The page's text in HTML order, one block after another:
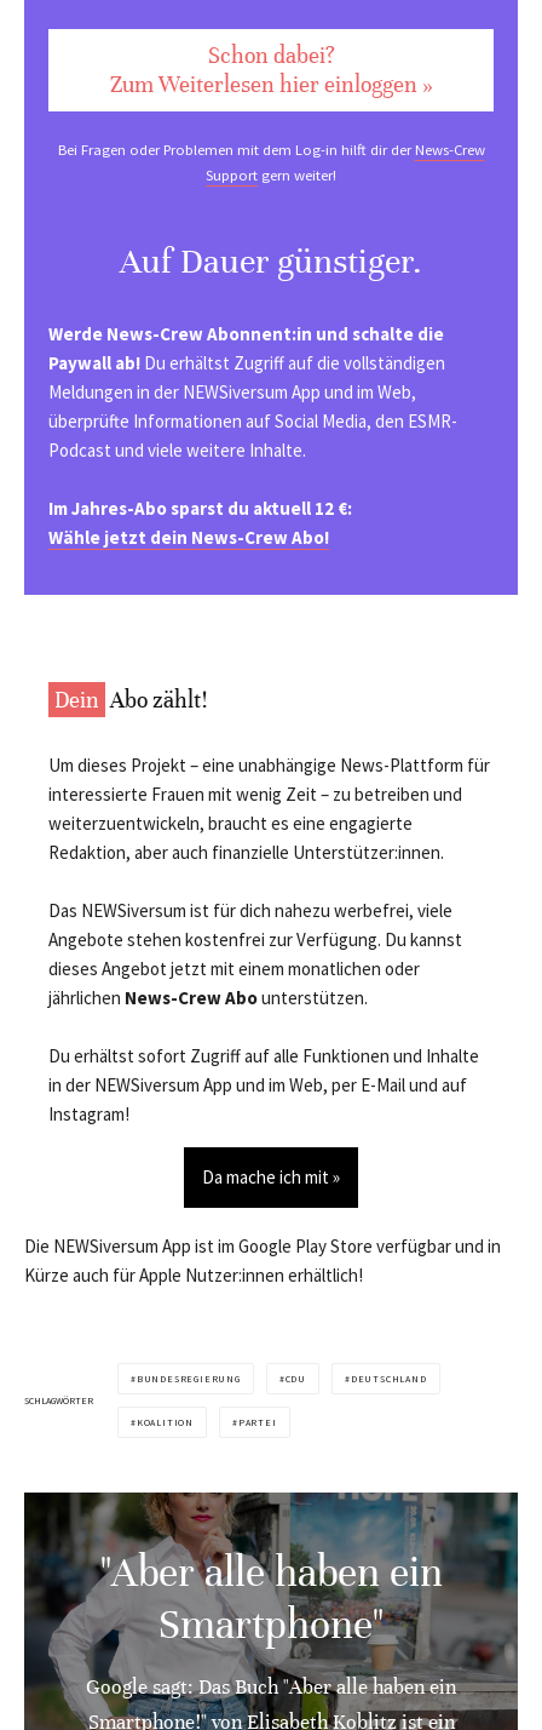
Schon dabei?
Zum Weiterlesen hier einloggen »
Bei Fragen oder Problemen mit dem Log-in hilft dir derNews-Crew
Support gern weiter!
Auf Dauer günstiger.
Werde News-Crew Abonnent:in und schalte die
Paywall ab! Du erhältst Zugriff auf die vollständigen
Meldungen in der NEWSiversum App und im Web,
überprüfte Informationen auf Social Media, den ESMR-
Podcast und viele weitere Inhalte.
Im Jahres-Abo sparst du aktuell 12 €:
Wähle jetzt dein News-Crew Abo!
Dein Abo zählt!
Um dieses Projekt – eine unabhängige News-Plattform für
interessierte Frauen mit wenig Zeit – zu betreiben und
weiterzuentwickeln, braucht es eine engagierte
Redaktion, aber auch finanzielle Unterstützer:innen.
Das NEWSiversum ist für dich nahezu werbefrei, viele
Angebote stehen kostenfrei zur Verfügung. Du kannst
dieses Angebot jetzt mit einem monatlichen oder
jährlichen News-Crew Abounterstützen.
Du erhältst sofort Zugriff auf alle Funktionen und Inhalte
in der NEWSiversum App und im Web, per E-Mail und auf
Instagram!
Da mache ich mit »
Die NEWSiversum App ist im Google Play Store verfügbar und in
Kürze auch für Apple Nutzer:innen erhältlich!
SCHLAGWÖRTER
BUNDESREGIERUNG CDU DEUTSCHLAND
KOALITION PARTEI
"Aber alle haben ein
Smartphone"
Google sagt: Das Buch "Aber alle haben ein
Smartphone!" von Elisabeth Koblitz ist ein